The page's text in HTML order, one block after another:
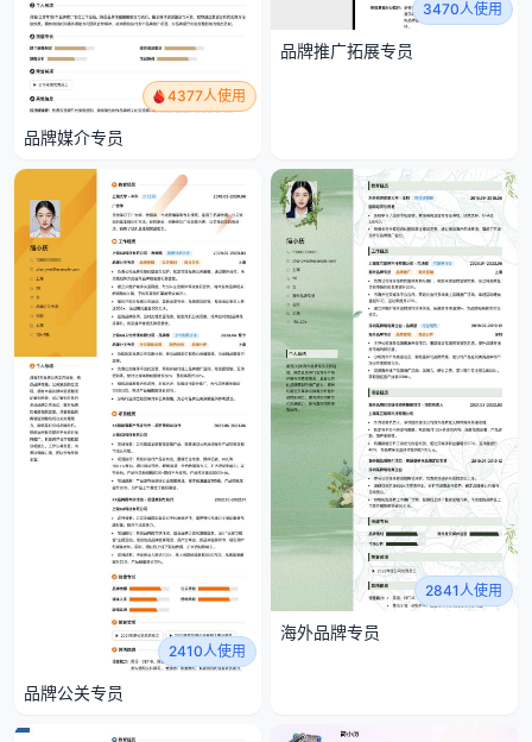
4377人使用
品牌媒介专员
3470人使用
品牌推广拓展专员
2410人使用
品牌公关专员
2841人使用
海外品牌专员